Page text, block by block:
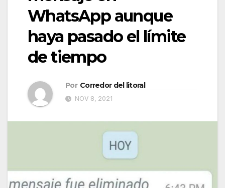
WhatsApp aunque
haya pasado el límite
de tiempo
Por Corredor del litoral
NOV 8, 2021